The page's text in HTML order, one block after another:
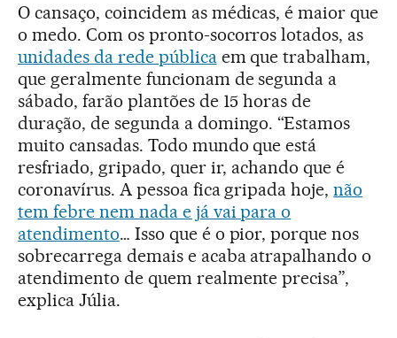
O cansaço, coincidem as médicas, é maior que
o medo. Com os pronto-socorros lotados, as
unidades da rede públicaem que trabalham,
que geralmente funcionam de segunda a
sábado, farão plantões de 15 horas de
duração, de segunda a domingo. “Estamos
muito cansadas. Todo mundo que está
resfriado, gripado, quer ir, achando que é
coronavírus. A pessoa fica gripada hoje,não
tem febre nem nada e já vai para o
atendimento… Isso que é o pior, porque nos
sobrecarrega demais e acaba atrapalhando o
atendimento de quem realmente precisa”,
explica Júlia.